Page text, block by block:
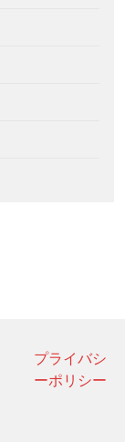
プライバシ
ーポリシー